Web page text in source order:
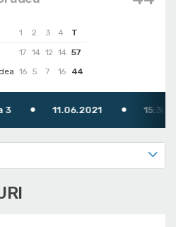
1 2 3 4
T
17 14 12 14 57
16 5 7 16 44
11.06.2021 15:30